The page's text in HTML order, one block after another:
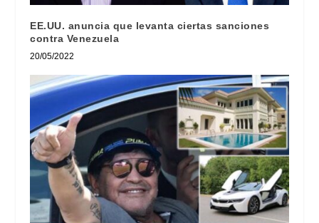
EE.UU. anuncia que levanta ciertas sanciones
contra Venezuela
20/05/2022